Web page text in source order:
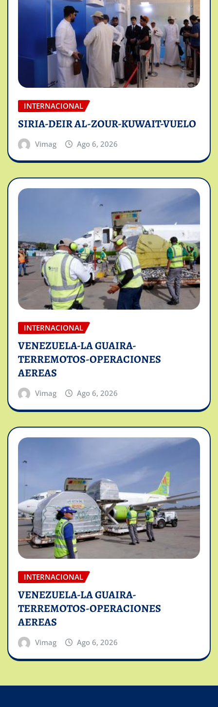
INTERNACIONAL
SIRIA-DEIR AL-ZOUR-KUWAIT-VUELO
Vimag Ago 6, 2026
INTERNACIONAL
VENEZUELA-LA GUAIRA-
TERREMOTOS-OPERACIONES
AEREAS
Vimag Ago 6, 2026
INTERNACIONAL
VENEZUELA-LA GUAIRA-
TERREMOTOS-OPERACIONES
AEREAS
Vimag Ago 6, 2026